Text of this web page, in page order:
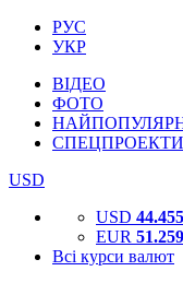
РУС
УКР
ВІДЕО
ФОТО
СПЕЦПРОЕКТИ
USD
USD
EUR
Всі курси валют